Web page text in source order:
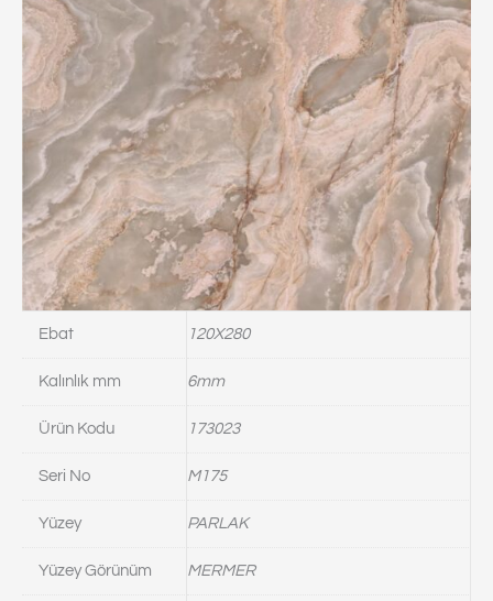
Ebat 120X280
Kalınlık mm 6mm
Ürün Kodu 173023
Seri No M175
Yüzey PARLAK
Yüzey Görünüm MERMER